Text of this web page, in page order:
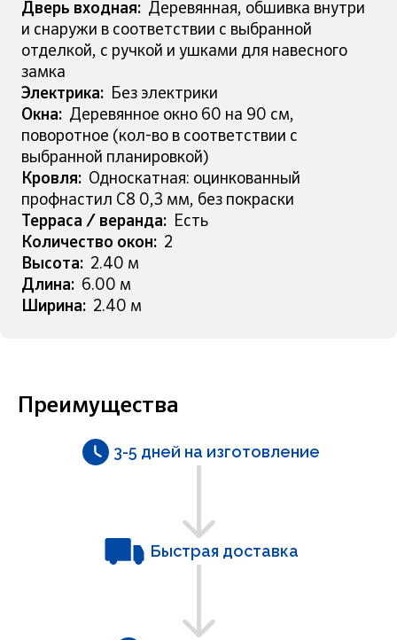
Дверь входная: Деревянная, обшивка внутри
и снаружи в соответствии с выбранной
отделкой, с ручкой и ушками для навесного
замка
Электрика:
Без электрики
Окна: Деревянное окно 60 на 90 см,
поворотное (кол-во в соответствии с
выбранной планировкой)
Кровля: Односкатная: оцинкованный
профнастил С8 0,3 мм, без покраски
Терраса / веранда:
Есть
Количество окон: 2
Высота: 2.40 м
Длина: 6.00 м
Ширина: 2.40 м
Преимущества
3-5 дней на изготовление
Быстрая доставка